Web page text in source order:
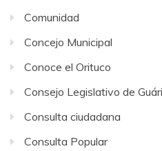
Comunidad
Concejo Municipal
Conoce el Orituco
Consejo Legislativo de
Consulta ciudadana
Consulta Popular